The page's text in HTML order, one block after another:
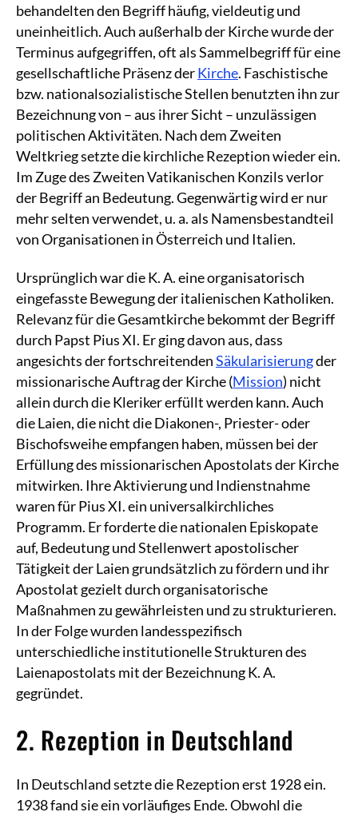
behandelten den Begriff häufig, vieldeutig und
uneinheitlich. Auch außerhalb der Kirche wurde der
Terminus aufgegriffen, oft als Sammelbegriff für eine
gesellschaftliche Präsenz derKirche. Faschistische
bzw. nationalsozialistische Stellen benutzten ihn zur
Bezeichnung von – aus ihrer Sicht – unzulässigen
politischen Aktivitäten. Nach dem Zweiten
Weltkrieg setzte die kirchliche Rezeption wieder ein.
Im Zuge des Zweiten Vatikanischen Konzils verlor
der Begriff an Bedeutung. Gegenwärtig wird er nur
mehr selten verwendet, u. a. als Namensbestandteil
von Organisationen in Österreich und Italien.
Ursprünglich war die K. A. eine organisatorisch
eingefasste Bewegung der italienischen Katholiken.
Relevanz für die Gesamtkirche bekommt der Begriff
durch Papst Pius XI. Er ging davon aus, dass
angesichts der fortschreitendenSäkularisierungder
missionarische Auftrag der Kirche (Mission) nicht
allein durch die Kleriker erfüllt werden kann. Auch
die Laien, die nicht die Diakonen-, Priester- oder
Bischofsweihe empfangen haben, müssen bei der
Erfüllung des missionarischen Apostolats der Kirche
mitwirken. Ihre Aktivierung und Indienstnahme
waren für Pius XI. ein universalkirchliches
Programm. Er forderte die nationalen Episkopate
auf, Bedeutung und Stellenwert apostolischer
Tätigkeit der Laien grundsätzlich zu fördern und ihr
Apostolat gezielt durch organisatorische
Maßnahmen zu gewährleisten und zu strukturieren.
In der Folge wurden landesspezifisch
unterschiedliche institutionelle Strukturen des
Laienapostolats mit der Bezeichnung K. A.
gegründet.
2. Rezeption in Deutschland
In Deutschland setzte die Rezeption erst 1928 ein.
1938 fand sie ein vorläufiges Ende. Obwohl die